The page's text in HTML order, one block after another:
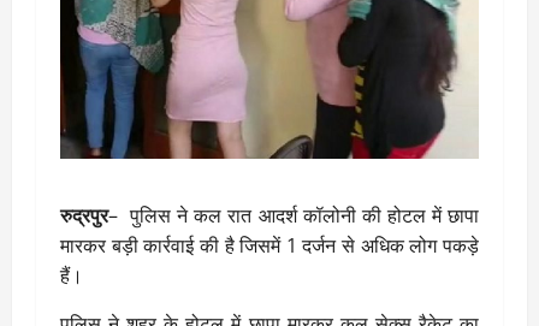
रुद्रपुर– पुलिस ने कल रात आदर्श कॉलोनी की होटल में छापा
मारकर बड़ी कार्रवाई की है जिसमें 1 दर्जन से अधिक लोग पकड़े
हैं।